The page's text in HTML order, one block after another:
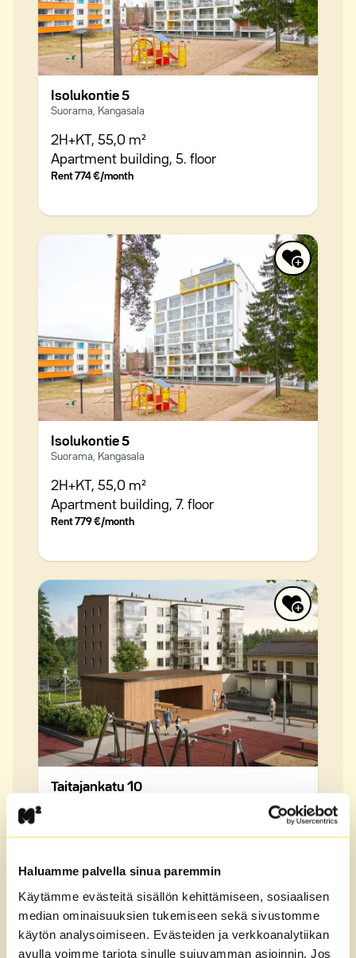
Haluamme palvella sinua paremmin
Käytämme evästeitä sisällön kehittämiseen, sosiaalisen
median ominaisuuksien tukemiseen sekä sivustomme
käytön analysoimiseen. Evästeiden ja verkkoanalytiikan
avulla voimme tarjota sinulle sujuvamman asioinnin. Jos
Isolukontie 5
Suorama, Kangasala
2H+KT, 55,0 m²
Apartment building, 5. floor
Rent 774 €/month
Isolukontie 5
Suorama, Kangasala
2H+KT, 55,0 m²
Apartment building, 7. floor
Rent779 €/month
Taitajankatu 10
Rent813 €/month
See all available apartments in Kangasala